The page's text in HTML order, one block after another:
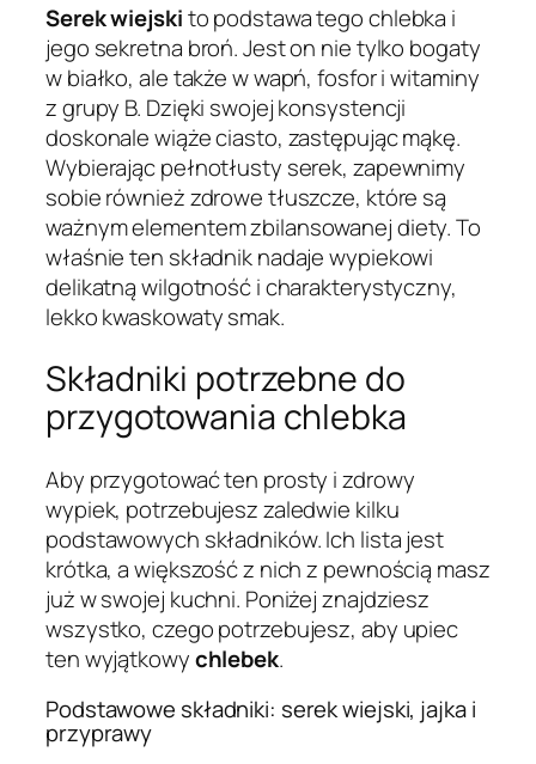
Serek wiejskito podstawa tego chlebka i
jego sekretna broń. Jest on nie tylko bogaty
w białko, ale także w wapń, fosfor i witaminy
z grupy B. Dzięki swojej konsystencji
doskonale wiąże ciasto, zastępując mąkę.
Wybierając pełnotłusty serek, zapewnimy
sobie również zdrowe tłuszcze, które są
ważnym elementem zbilansowanej diety. To
właśnie ten składnik nadaje wypiekowi
delikatną wilgotność i charakterystyczny,
lekko kwaskowaty smak.
Składniki potrzebne do
przygotowania chlebka
Aby przygotować ten prosty i zdrowy
wypiek, potrzebujesz zaledwie kilku
podstawowych składników. Ich lista jest
krótka, a większość z nich z pewnością masz
już w swojej kuchni. Poniżej znajdziesz
wszystko, czego potrzebujesz, aby upiec
ten wyjątkowychlebek.
Podstawowe składniki: serek wiejski, jajka i
przyprawy